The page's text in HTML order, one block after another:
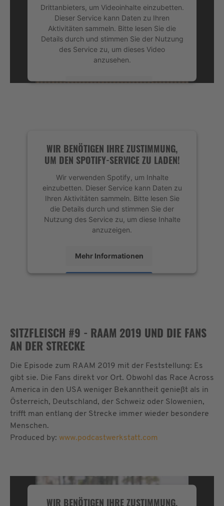
Drittanbieters, um Videoinhalte einzubetten.
Dieser Service kann Daten zu Ihren
Aktivitäten sammeln. Bitte lesen Sie die
Details durch und stimmen Sie der Nutzung
des Service zu, um dieses Video
anzusehen.
Mehr Informationen
WIR BENÖTIGEN IHRE ZUSTIMMUNG,
UM DEN SPOTIFY-SERVICE ZU LADEN!
Wir verwenden Spotify, um Inhalte
einzubetten. Dieser Service kann Daten zu
Ihren Aktivitäten sammeln. Bitte lesen Sie
die Details durch und stimmen Sie der
Nutzung des Service zu, um diese Inhalte
anzuzeigen.
Mehr Informationen
SITZFLEISCH #9 - RAAM 2019 UND DIE FANS
AN DER STRECKE
Die Episode zum RAAM 2019 mit der Feststellung: Es
gibt sie. Die Fans direkt vor Ort. Obwohl das Race Across
America in den USA weniger Bekanntheit genießt als in
Österreich, Deutschland, der Schweiz oder Slowenien,
trifft man entlang der Strecke immer wieder besondere
Menschen.
Produced by: www.podcastwerkstatt.com
WIR BENÖTIGEN IHRE ZUSTIMMUNG,